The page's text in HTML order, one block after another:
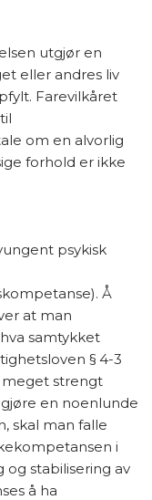
utgjør en
eller andres liv
Farevilkåret
om en alvorlig
forhold er ikke
psykisk
Å
at man
samtykket
§ 4-3
strengt
en noenlunde
skal man falle
i
stabilisering av
å ha